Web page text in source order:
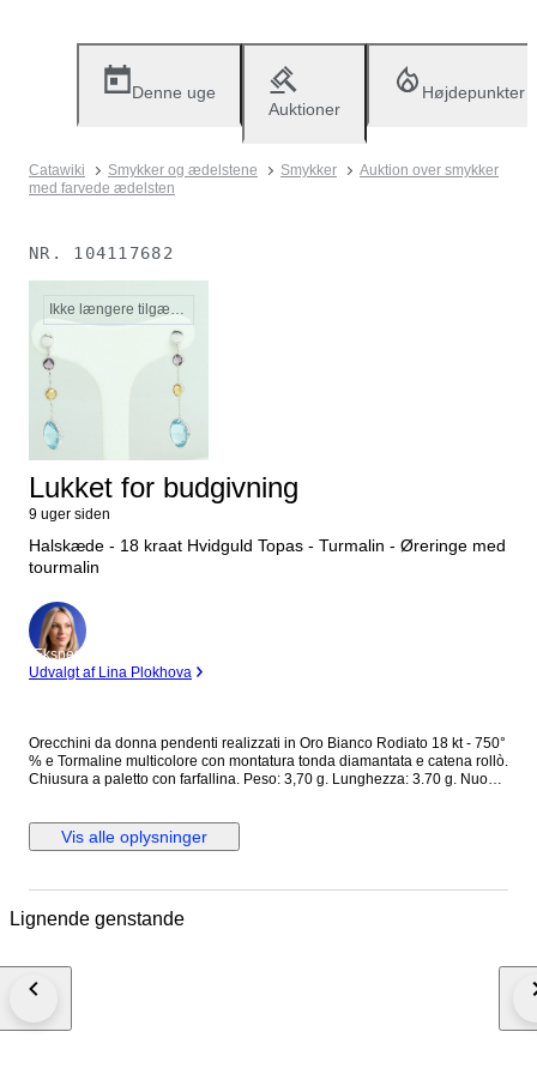
Denne uge
Auktioner
Højdepunkter
Catawiki Smykker og ædelstene Smykker
Auktion over smykker
med farvede ædelsten
NR. 104117682
Ikke længere tilgængelig
Lukket for budgivning
9 uger siden
Halskæde - 18 kraat Hvidguld Topas - Turmalin - Øreringe med
tourmalin
Ekspert
Udvalgt af Lina Plokhova
Orecchini da donna pendenti realizzati in Oro Bianco Rodiato 18 kt - 750°
% e Tormaline multicolore con montatura tonda diamantata e catena rollò.
Chiusura a paletto con farfallina. Peso: 3,70 g. Lunghezza: 3.70 g. Nuovo
Vis alle oplysninger
Lignende genstande